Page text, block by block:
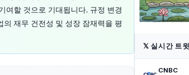
여할 것으로 기대됩니다. 규정 변경
재무 건전성 및 성장 잠재력을 평
INVESTING.COM
𝕏 실시간 트윗
CNBC